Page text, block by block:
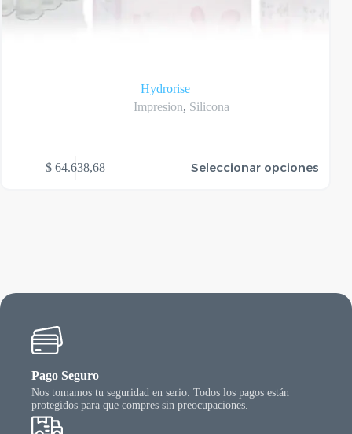
Hydrorise
Impresion, Silicona
$ 64.638,68 Seleccionar opciones
Pago Seguro
Nos tomamos tu seguridad en serio. Todos los pagos están
protegidos para que compres sin preocupaciones.